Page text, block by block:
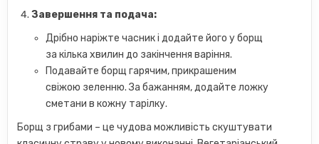
Завершення та подача:
Дрібно наріжте часник і додайте його у борщ
за кілька хвилин до закінчення варіння.
Подавайте борщ гарячим, прикрашеним
свіжою зеленню. За бажанням, додайте ложку
сметани в кожну тарілку.
Борщ з грибами – це чудова можливість скуштувати